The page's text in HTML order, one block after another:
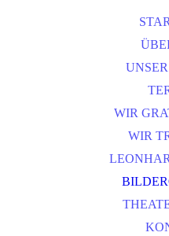
DAS RICHTIGE GWAND,
WIR
ZUR
ZUM
WIR
IM
IM
IM
IM